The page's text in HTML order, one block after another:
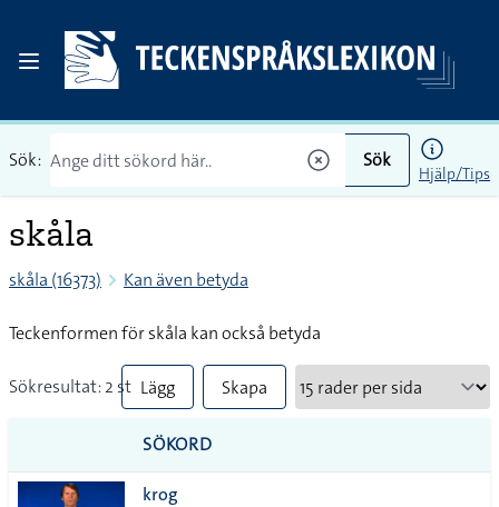
Sök: Sök
Hjälp/Tips
skåla
skåla (16373) Kan även betyda
Teckenformen för skåla kan också betyda
Sökresultat: 2 st Lägg
till
alla i
Skapa
SÖKORD
krog